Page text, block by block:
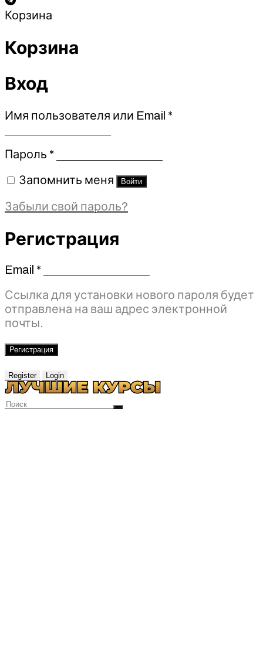
Корзина
Корзина
Вход
Имя пользователя или Email *Обязательно
Пароль *Обязательно
Запомнить меня Войти
Забыли свой пароль?
Регистрация
Email *Обязательно
Ссылка для установки нового пароля будет
отправлена ​​на ваш адрес электронной
почты.
Регистрация
Register Login